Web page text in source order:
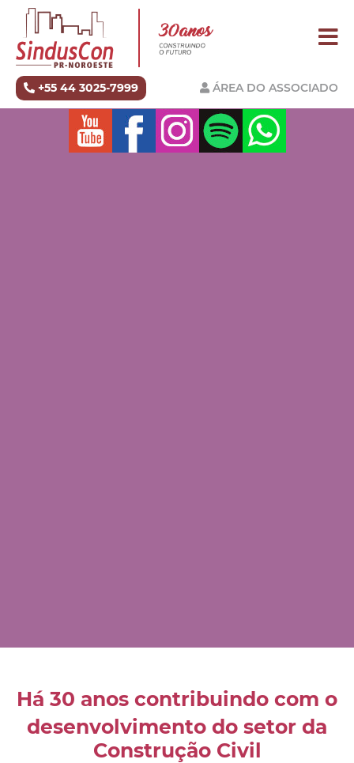
+55 44 3025-7999 ÁREA DO ASSOCIADO
Há 30 anos contribuindo com o
desenvolvimento do setor da
Construção Civil